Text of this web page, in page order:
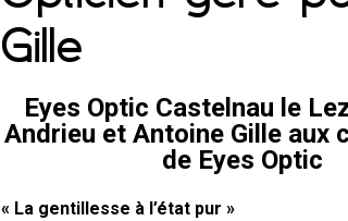
Gille
Eyes Optic Castelnau le
Andrieu et Antoine Gille aux
de Eyes Optic
« La gentillesse à l’état pur »